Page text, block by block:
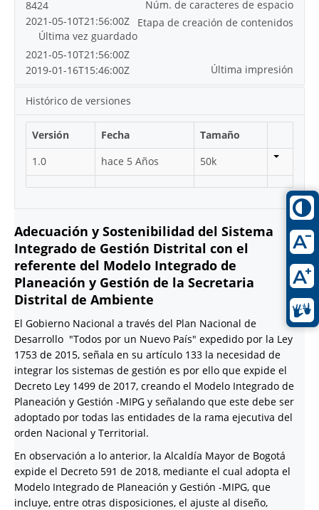
Núm. de caracteres de espacio
8424
Etapa de creación de contenidos
2021-05-10T21:56:00Z
Última vez guardado
2021-05-10T21:56:00Z
Última impresión
2019-01-16T15:46:00Z
Histórico de versiones
Versión Fecha
Tamaño
1.0
hace 5 Años 50k
Adecuación y Sostenibilidad del Sistema
Integrado de Gestión Distrital con el
referente del Modelo Integrado de
Planeación y Gestión de la Secretaria
Distrital de Ambiente
El Gobierno Nacional a través del Plan Nacional de
Desarrollo "Todos por un Nuevo País" expedido por la Ley
1753 de 2015, señala en su artículo 133 la necesidad de
integrar los sistemas de gestión es por ello que expide el
Decreto Ley 1499 de 2017, creando el Modelo Integrado de
Planeación y Gestión -MIPG y señalando que este debe ser
adoptado por todas las entidades de la rama ejecutiva del
orden Nacional y Territorial.
En observación a lo anterior, la Alcaldía Mayor de Bogotá
expide el Decreto 591 de 2018, mediante el cual adopta el
Modelo Integrado de Planeación y Gestión -MIPG, que
incluye, entre otras disposiciones, el ajuste al diseño,